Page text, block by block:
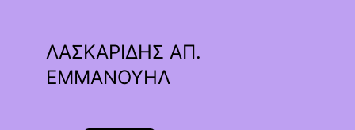
ΛΑΣΚΑΡΙΔΗΣ ΑΠ.
ΕΜΜΑΝΟΥΗΛ